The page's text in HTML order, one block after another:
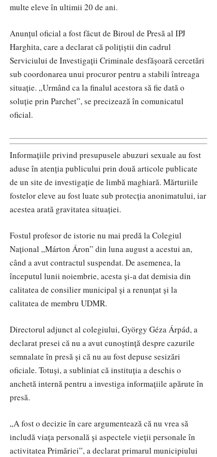
multe eleve în ultimii 20 de ani.
Anunțul oficial a fost făcut de Biroul de Presă al IPJ
Harghita, care a declarat că polițiștii din cadrul
Serviciului de Investigații Criminale desfășoară cercetări
sub coordonarea unui procuror pentru a stabili întreaga
situație. „Urmând ca la finalul acestora să fie dată o
soluție prin Parchet”, se precizează în comunicatul
oficial.
Informațiile privind presupusele abuzuri sexuale au fost
aduse în atenția publicului prin două articole publicate
de un site de investigație de limbă maghiară. Mărturiile
fostelor eleve au fost luate sub protecția anonimatului, iar
acestea arată gravitatea situației.
Fostul profesor de istorie nu mai predă la Colegiul
Național „Márton Áron” din luna august a acestui an,
când a avut contractul suspendat. De asemenea, la
începutul lunii noiembrie, acesta și-a dat demisia din
calitatea de consilier municipal și a renunțat și la
calitatea de membru UDMR.
Directorul adjunct al colegiului, György Géza Árpád, a
declarat presei că nu a avut cunoștință despre cazurile
semnalate în presă și că nu au fost depuse sesizări
oficiale. Totuși, a subliniat că instituția a deschis o
anchetă internă pentru a investiga informațiile apărute în
presă.
„A fost o decizie în care argumentează că nu vrea să
includă viața personală și aspectele vieții personale în
activitatea Primăriei”, a declarat primarul municipiului